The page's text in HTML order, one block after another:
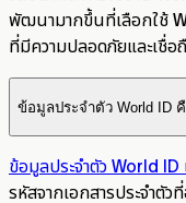
พัฒนามากขึ้นที่เลือกใช้
ที่มีความปลอดภัยและเชื่อ
ข้อมูลประจำตัว World ID
ข้อมูลประจำตัว World ID
รหัสจากเอกสารประจำตั